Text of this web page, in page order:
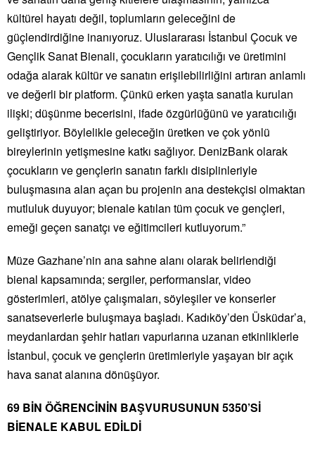
kültürel hayatı değil, toplumların geleceğini de
güçlendirdiğine inanıyoruz. Uluslararası İstanbul Çocuk ve
Gençlik Sanat Bienali, çocukların yaratıcılığı ve üretimini
odağa alarak kültür ve sanatın erişilebilirliğini artıran anlamlı
ve değerli bir platform. Çünkü erken yaşta sanatla kurulan
ilişki; düşünme becerisini, ifade özgürlüğünü ve yaratıcılığı
geliştiriyor. Böylelikle geleceğin üretken ve çok yönlü
bireylerinin yetişmesine katkı sağlıyor. DenizBank olarak
çocukların ve gençlerin sanatın farklı disiplinleriyle
buluşmasına alan açan bu projenin ana destekçisi olmaktan
mutluluk duyuyor; bienale katılan tüm çocuk ve gençleri,
emeği geçen sanatçı ve eğitimcileri kutluyorum.”
Müze Gazhane’nin ana sahne alanı olarak belirlendiği
bienal kapsamında; sergiler, performanslar, video
gösterimleri, atölye çalışmaları, söyleşiler ve konserler
sanatseverlerle buluşmaya başladı. Kadıköy’den Üsküdar’a,
meydanlardan şehir hatları vapurlarına uzanan etkinliklerle
İstanbul, çocuk ve gençlerin üretimleriyle yaşayan bir açık
hava sanat alanına dönüşüyor.
69 BİN ÖĞRENCİNİN BAŞVURUSUNUN 5350’Sİ
BİENALE KABUL EDİLDİ